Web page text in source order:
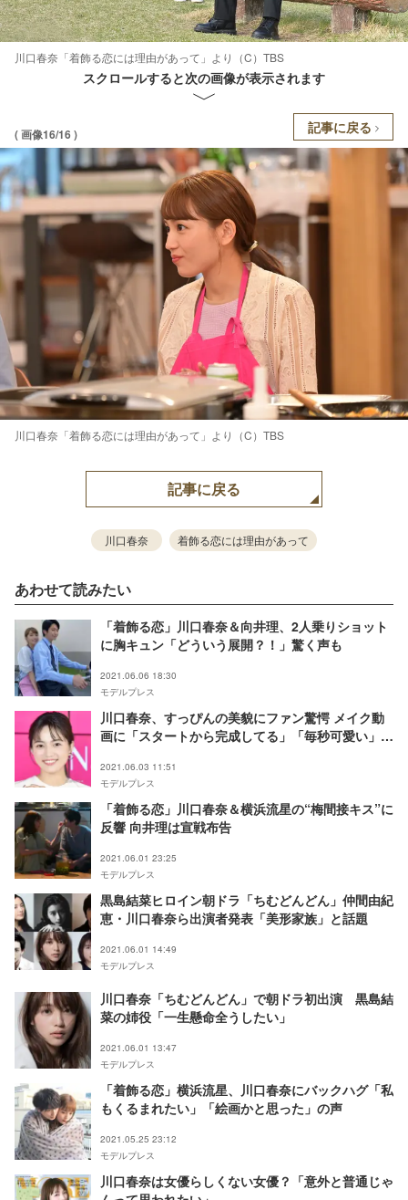
川口春奈「着飾る恋には理由があって」より（C）TBS
スクロールすると次の画像が表示されます
( 画像16/16 ) 記事に戻る
川口春奈「着飾る恋には理由があって」より（C）TBS
記事に戻る
川口春奈 着飾る恋には理由があって
あわせて読みたい
「着飾る恋」川口春奈＆向井理、2人乗りショット
に胸キュン「どういう展開？！」驚く声も
2021.06.06 18:30
モデルプレス
川口春奈、すっぴんの美貌にファン驚愕 メイク動
画に「スタートから完成してる」「毎秒可愛い」の
2021.06.03 11:51
モデルプレス
「着飾る恋」川口春奈＆横浜流星の“梅間接キス”に
反響 向井理は宣戦布告
2021.06.01 23:25
モデルプレス
黒島結菜ヒロイン朝ドラ「ちむどんどん」仲間由紀
恵・川口春奈ら出演者発表「美形家族」と話題
2021.06.01 14:49
モデルプレス
川口春奈「ちむどんどん」で朝ドラ初出演 黒島結
菜の姉役「一生懸命全うしたい」
2021.06.01 13:47
モデルプレス
「着飾る恋」横浜流星、川口春奈にバックハグ「私
もくるまれたい」「絵画かと思った」の声
2021.05.25 23:12
モデルプレス
川口春奈は女優らしくない女優？「意外と普通じゃ